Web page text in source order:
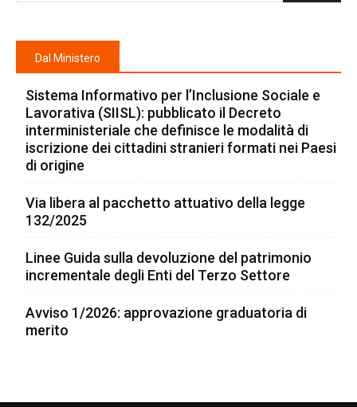
Dal Ministero
Sistema Informativo per l’Inclusione Sociale e
Lavorativa (SIISL): pubblicato il Decreto
interministeriale che definisce le modalità di
iscrizione dei cittadini stranieri formati nei Paesi
di origine
Via libera al pacchetto attuativo della legge
132/2025
Linee Guida sulla devoluzione del patrimonio
incrementale degli Enti del Terzo Settore
Avviso 1/2026: approvazione graduatoria di
merito